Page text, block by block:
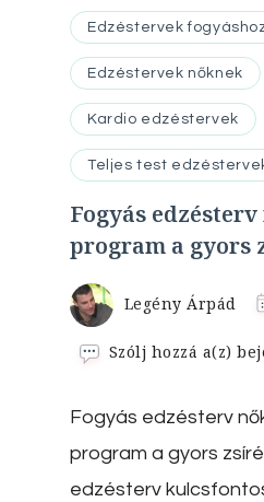
Edzéstervek
Edzéstervek nőknek
Kardio edzéstervek
Teljes test
Fogyás
program a gyors
Legény Árpád
Szólj hozzá a(z)
4
a
Fogyás edzésterv
program a gyors
edzésterv